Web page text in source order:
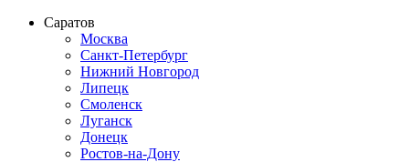
Саратов
Москва
Санкт-Петербург
Нижний Новгород
Липецк
Смоленск
Луганск
Донецк
Ростов-на-Дону